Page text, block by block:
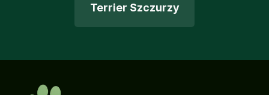
Terrier Szczurzy